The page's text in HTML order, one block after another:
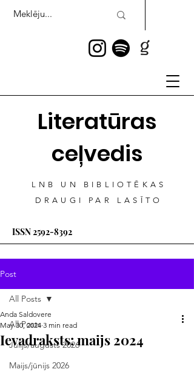
Literatūras
ceļvedis
LNB UN BIBLIOTĒKAS
DRAUGI PAR LASĪTO
ISSN2592-8392
Post
All Posts
Jūlijs/augusts 2026
Maijs/jūnijs 2026
All Posts
Ievadraksts: maijs 2024
Anda Saldovere
May 30, 2024 3 min read